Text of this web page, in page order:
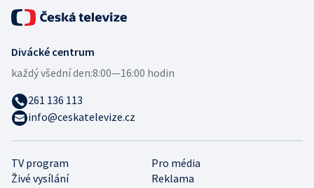
TV program
Pro média
Živé vysílání
Reklama
Divácké centrum
každý všední den:8:00—16:00 hodin
261 136 113
info@ceskatelevize.cz